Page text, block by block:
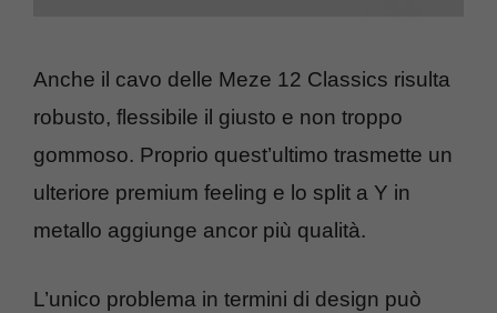
Anche il cavo delle Meze 12 Classics risulta
robusto, flessibile il giusto e non troppo
gommoso. Proprio quest’ultimo trasmette un
ulteriore premium feeling e lo split a Y in
metallo aggiunge ancor più qualità.
L’unico problema in termini di design può